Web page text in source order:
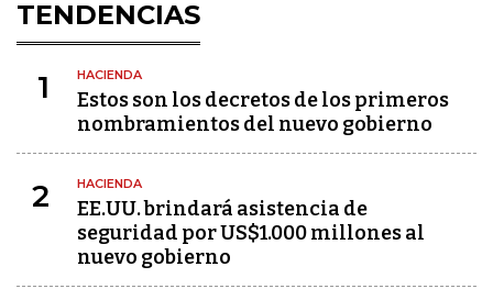
TENDENCIAS
1 HACIENDA
Estos son los decretos de los primeros
nombramientos del nuevo gobierno
2 HACIENDA
EE.UU. brindará asistencia de
seguridad por US$1.000 millones al
nuevo gobierno